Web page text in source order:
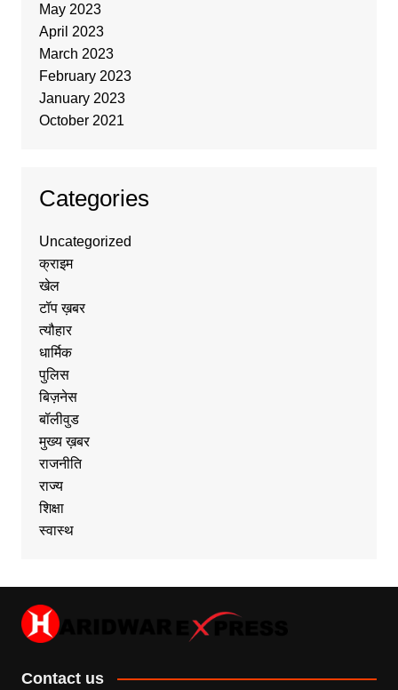
May 2023
April 2023
March 2023
February 2023
January 2023
October 2021
Categories
Uncategorized
क्राइम
खेल
टॉप ख़बर
त्यौहार
धार्मिक
पुलिस
बिज़नेस
बॉलीवुड
मुख्य ख़बर
राजनीति
राज्य
शिक्षा
स्वास्थ
Contact us